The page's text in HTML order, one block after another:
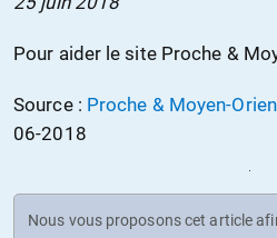
Pour aider le site Proche &
Source : Proche & Moyen-
06-2018
Nous vous proposons cet article